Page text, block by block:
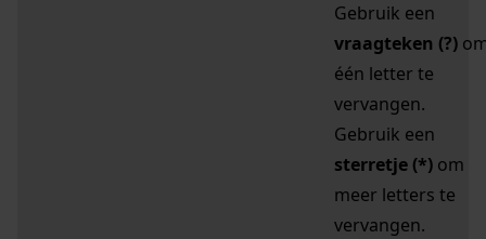
Gebruik een
vraagteken (?)
één letter te
vervangen.
Gebruik een
sterretje (*) om
meer letters te
vervangen.